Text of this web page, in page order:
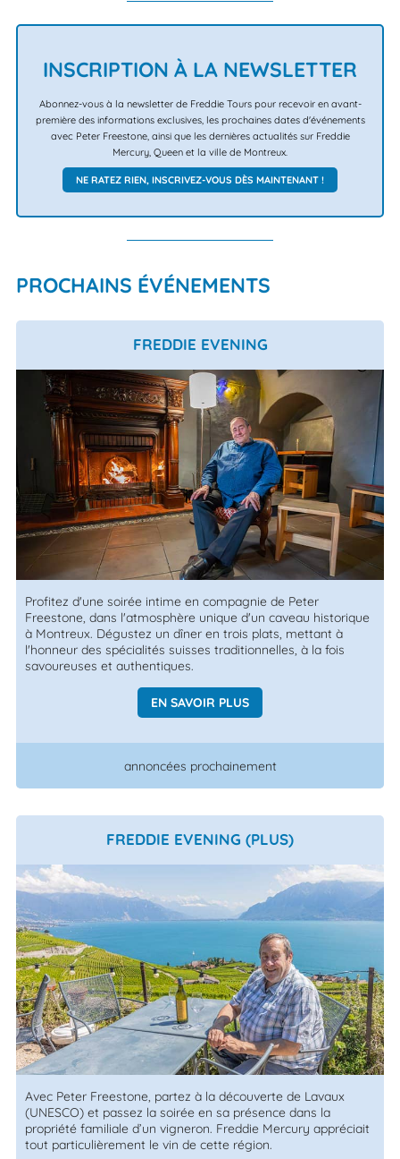
INSCRIPTION À LA NEWSLETTER
Abonnez-vous à la newsletter de Freddie Tours pour recevoir en avant-
première des informations exclusives, les prochaines dates d'événements
avec Peter Freestone, ainsi que les dernières actualités sur Freddie
Mercury, Queen et la ville de Montreux.
NE RATEZ RIEN, INSCRIVEZ-VOUS DÈS MAINTENANT !
PROCHAINS ÉVÉNEMENTS
FREDDIE EVENING
Profitez d'une soirée intime en compagnie de Peter
Freestone, dans l'atmosphère unique d'un caveau historique
à Montreux. Dégustez un dîner en trois plats, mettant à
l'honneur des spécialités suisses traditionnelles, à la fois
savoureuses et authentiques.
EN SAVOIR PLUS
annoncées prochainement
FREDDIE EVENING (PLUS)
Avec Peter Freestone, partez à la découverte de Lavaux
(UNESCO) et passez la soirée en sa présence dans la
propriété familiale d’un vigneron. Freddie Mercury appréciait
tout particulièrement le vin de cette région.